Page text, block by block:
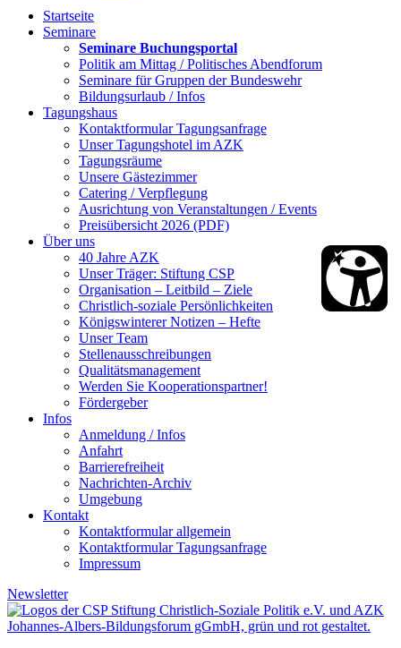
Startseite
Seminare
Seminare Buchungsportal
Politik am Mittag / Politisches Abendforum
Seminare für Gruppen der Bundeswehr
Bildungsurlaub / Infos
Tagungshaus
Kontaktformular Tagungsanfrage
Unser Tagungshotel im AZK
Tagungsräume
Unsere Gästezimmer
Catering / Verpflegung
Ausrichtung von Veranstaltungen / Events
Preisübersicht 2026 (PDF)
Über uns
40 Jahre AZK
Unser Träger: Stiftung CSP
Organisation – Leitbild – Ziele
Christlich-soziale Persönlichkeiten
Königswinterer Notizen – Hefte
Unser Team
Stellenausschreibungen
Qualitätsmanagement
Werden Sie Kooperationspartner!
Fördergeber
Infos
Anmeldung / Infos
Anfahrt
Barrierefreiheit
Nachrichten-Archiv
Umgebung
Kontakt
Kontaktformular allgemein
Kontaktformular Tagungsanfrage
Impressum
Newsletter